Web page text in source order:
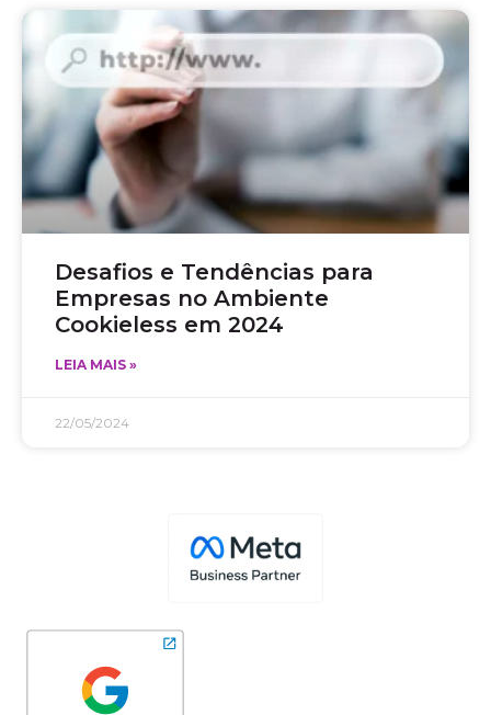
Desafios e Tendências para
Empresas no Ambiente
Cookieless em 2024
LEIA MAIS »
22/05/2024